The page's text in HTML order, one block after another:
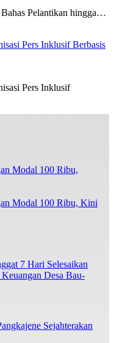
Pelantikan hingga…
Pers Inklusif Berbasis
Pers Inklusif
Modal 100 Ribu, Kini
7 Hari Selesaikan
Desa Bau-
Sejahterakan